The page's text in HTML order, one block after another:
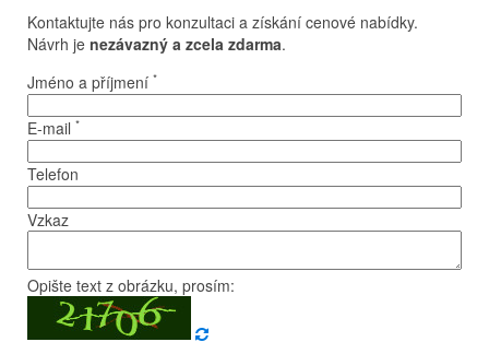
Kontaktujte nás pro konzultaci a získání cenové nabídky.
Návrh je nezávazný a zcela zdarma.
Jméno a příjmení *
E-mail *
Telefon
Vzkaz
Opište text z obrázku, prosím: